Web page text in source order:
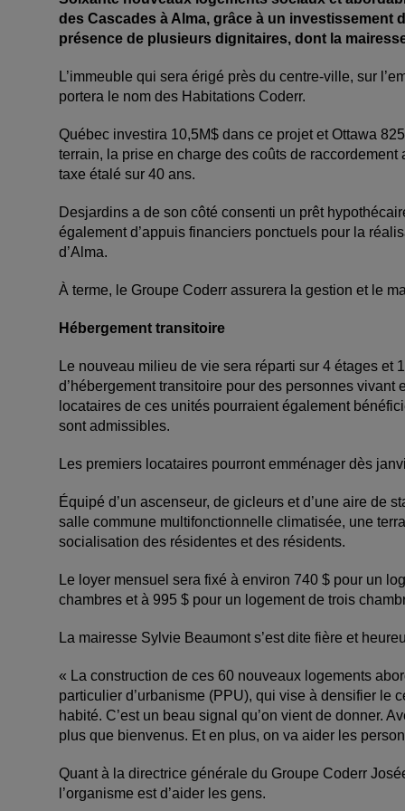
des Cascades à Alma, grâce à un investissement
présence de plusieurs dignitaires, dont la
L’immeuble qui sera érigé près du centre-ville, sur
portera le nom des Habitations Coderr.
Québec investira 10,5M$ dans ce projet et Ottawa
terrain, la prise en charge des coûts de raccordement
taxe étalé sur 40 ans.
Desjardins a de son côté consenti un prêt
également d’appuis financiers ponctuels pour la
d’Alma.
À terme, le Groupe Coderr assurera la gestion et le
Hébergement transitoire
Le nouveau milieu de vie sera réparti sur 4 étages et
d’hébergement transitoire pour des personnes vivant
locataires de ces unités pourraient également
sont admissibles.
Les premiers locataires pourront emménager dès
Équipé d’un ascenseur, de gicleurs et d’une aire de
salle commune multifonctionnelle climatisée, une
socialisation des résidentes et des résidents.
Le loyer mensuel sera fixé à environ 740 $ pour un
chambres et à 995 $ pour un logement de trois
La mairesse Sylvie Beaumont s’est dite fière et
« La construction de ces 60 nouveaux logements
particulier d’urbanisme (PPU), qui vise à densifier le
habité. C’est un beau signal qu’on vient de donner.
plus que bienvenus. Et en plus, on va aider les
Quant à la directrice générale du Groupe Coderr
l’organisme est d’aider les gens.